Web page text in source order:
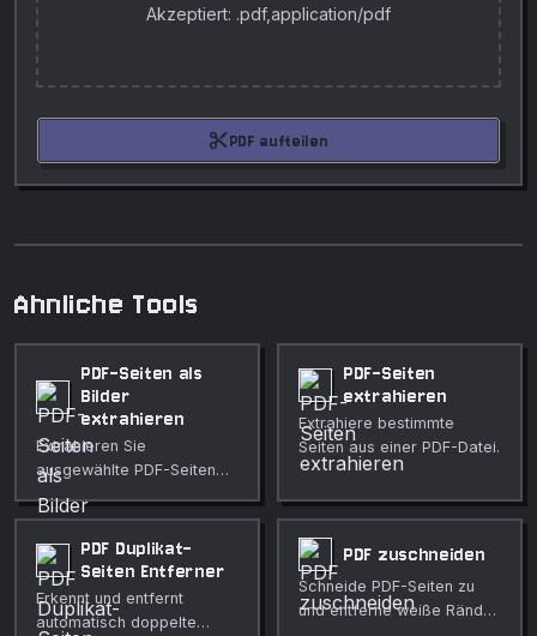
Akzeptiert: .pdf,application/pdf
content_cutPDF aufteilen
Ahnliche Tools
PDF-Seiten als
Bilder
extrahieren
Extrahieren Sie
ausgewählte PDF-Seiten
mit gewünschter DPI als
PNG, JPG oder WebP.
Kostenlos und privat.
PDF-Seiten
extrahieren
Extrahiere bestimmte
Seiten aus einer PDF-Datei.
PDF Duplikat-
Seiten Entferner
Erkennt und entfernt
automatisch doppelte
PDF zuschneiden
Schneide PDF-Seiten zu
und entferne weiße Ränder